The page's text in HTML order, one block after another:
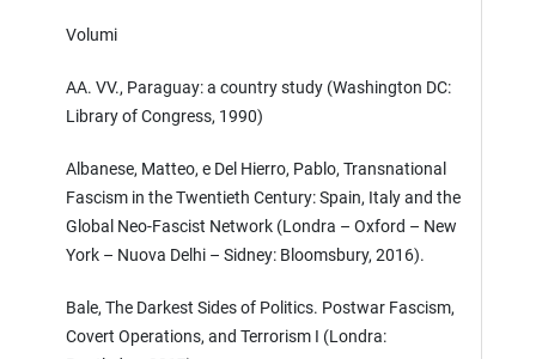
Volumi
AA. VV., Paraguay: a country study (Washington DC:
Library of Congress, 1990)
Albanese, Matteo, e Del Hierro, Pablo, Transnational
Fascism in the Twentieth Century: Spain, Italy and the
Global Neo-Fascist Network (Londra – Oxford – New
York – Nuova Delhi – Sidney: Bloomsbury, 2016).
Bale, The Darkest Sides of Politics. Postwar Fascism,
Covert Operations, and Terrorism I (Londra: